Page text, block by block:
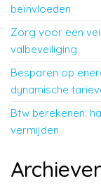
beïnvloeden
Zorg voor een
valbeveiliging
Besparen op
dynamische
Btw berekenen:
vermijden